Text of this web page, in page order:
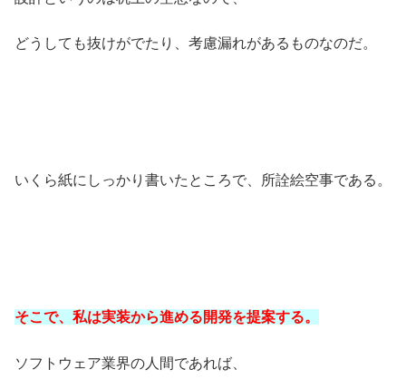
どうしても抜けがでたり、考慮漏れがあるものなのだ。
いくら紙にしっかり書いたところで、所詮絵空事である。
そこで、私は実装から進める開発を提案する。
ソフトウェア業界の人間であれば、